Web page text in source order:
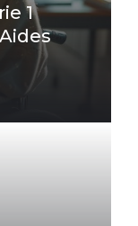
1